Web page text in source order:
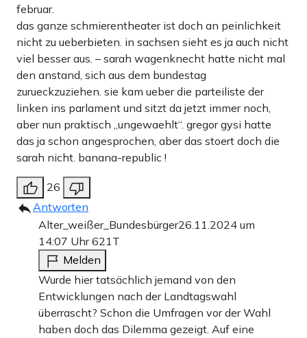
februar.
das ganze schmierentheater ist doch an peinlichkeit
nicht zu ueberbieten. in sachsen sieht es ja auch nicht
viel besser aus. – sarah wagenknecht hatte nicht mal
den anstand, sich aus dem bundestag
zurueckzuziehen. sie kam ueber die parteiliste der
linken ins parlament und sitzt da jetzt immer noch,
aber nun praktisch „ungewaehlt“. gregor gysi hatte
das ja schon angesprochen, aber das stoert doch die
sarah nicht. banana-republic !
26
Antworten
Alter_weißer_Bundesbürger26.11.2024 um
14:07 Uhr621T
Melden
Wurde hier tatsächlich jemand von den
Entwicklungen nach der Landtagswahl
überrascht? Schon die Umfragen vor der Wahl
haben doch das Dilemma gezeigt. Auf eine